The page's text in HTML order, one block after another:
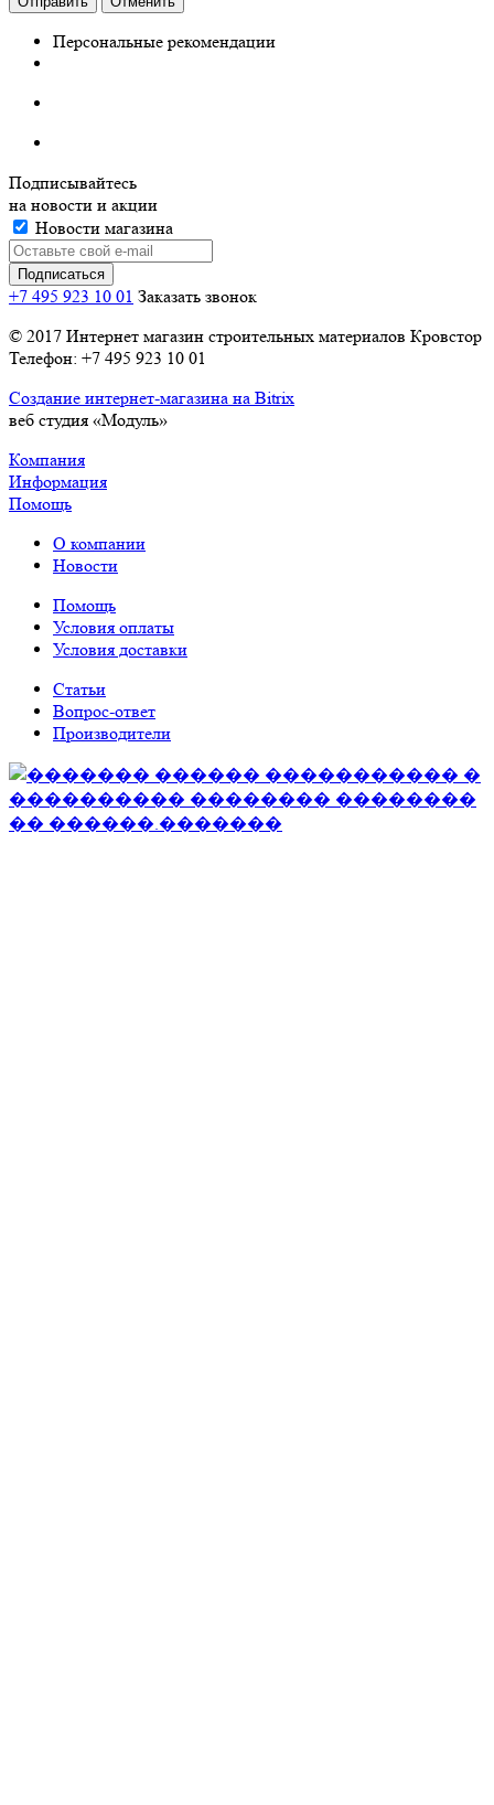
Персональные рекомендации
Подписывайтесь
на новости и акции
Новости магазина
+7 495 923 10 01 Заказать звонок
© 2017 Интернет магазин строительных материалов Кровстор
Телефон: +7 495 923 10 01
Создание интернет-магазина на Bitrix
веб студия «Модуль»
Компания
Информация
Помощь
О компании
Новости
Помощь
Условия оплаты
Условия доставки
Статьи
Вопрос-ответ
Производители